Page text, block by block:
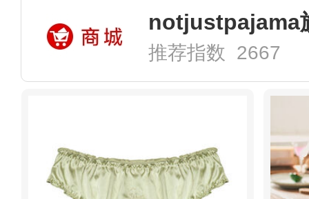
notjustpajama
推荐指数 2667